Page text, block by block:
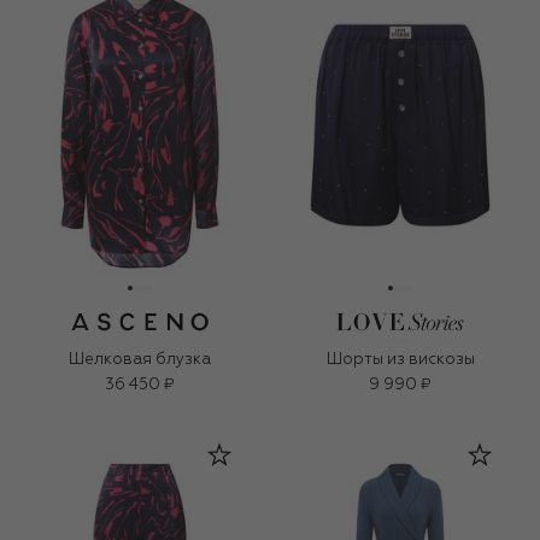
Шелковая блузка
36 450 ₽
Шорты из вискозы
9 990 ₽